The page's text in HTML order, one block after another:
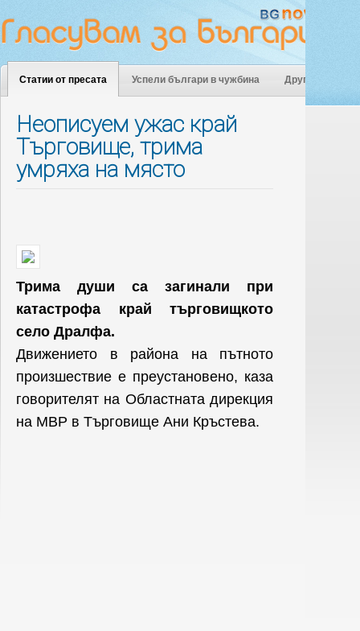
Статии от пресата Успели българи в чужбина Други
Неописуем ужас край
Търговище, трима
умряха на място
Трима души са загинали при
катастрофа край търговищкото
село Дралфа.
Движението в района на пътното
произшествие е преустановено, каза
говорителят на Областната дирекция
на МВР в Търговище Ани Кръстева.